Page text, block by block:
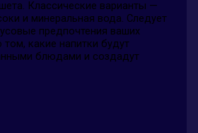
Классические варианты —
и минеральная вода. Следует
предпочтения ваших
том, какие напитки будут
блюдами и создадут